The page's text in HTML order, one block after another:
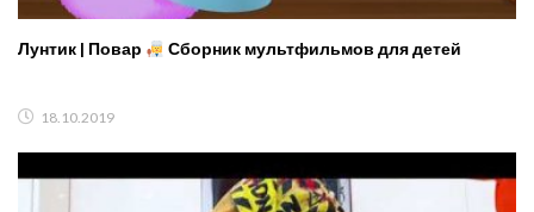
Лунтик | Повар Сборник мультфильмов для детей
18.10.2019